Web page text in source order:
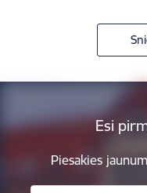
Esi
Piesakies